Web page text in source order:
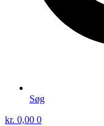
Søg
kr. 0,00 0